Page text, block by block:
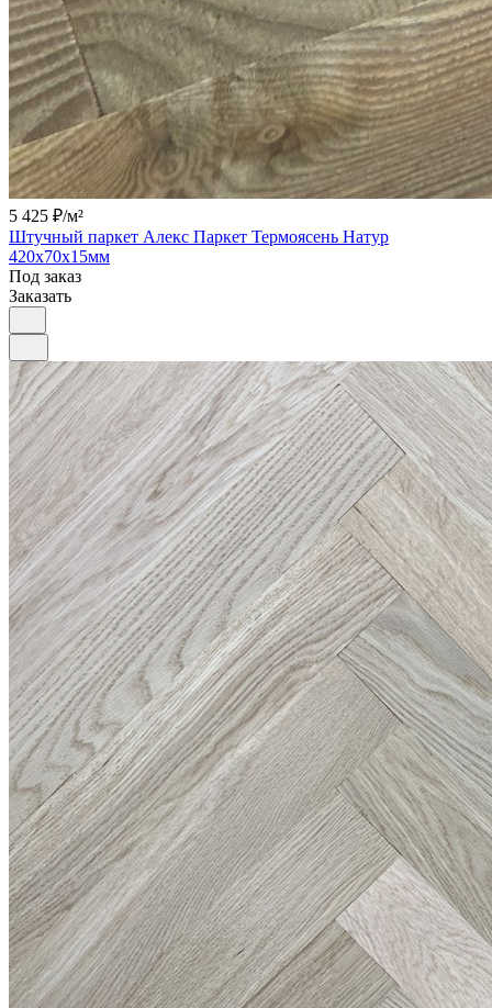
5 425 ₽/м²
Штучный паркет Алекс Паркет Термоясень Натур
420х70х15мм
Под заказ
Заказать